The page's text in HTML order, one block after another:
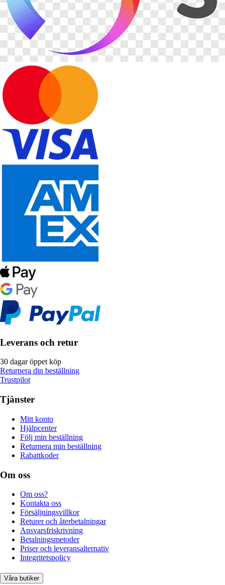
Leverans och retur
30 dagar öppet köp
Returnera din beställning
Trustpilot
Tjänster
Mitt konto
Hjälpcenter
Följ min beställning
Returnera min beställning
Rabattkoder
Om oss
Om oss?
Kontakta oss
Försäljningsvillkor
Returer och återbetalningar
Ansvarsfriskrivning
Betalningsmetoder
Priser och leveransalternativ
Integritetspolicy
Våra butiker